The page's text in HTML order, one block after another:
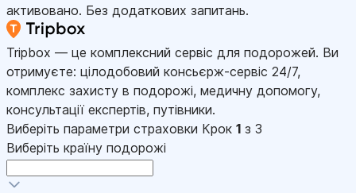
активовано. Без додаткових запитань.
Tripbox — це комплексний сервіс для подорожей. Ви
отримуєте: цілодобовий консьєрж-сервіс 24/7,
комплекс захисту в подорожі, медичну допомогу,
консультації експертів, путівники.
Виберіть параметри страховки Крок 1 з 3
Виберіть країну подорожі